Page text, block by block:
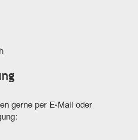
gerne per E-Mail oder